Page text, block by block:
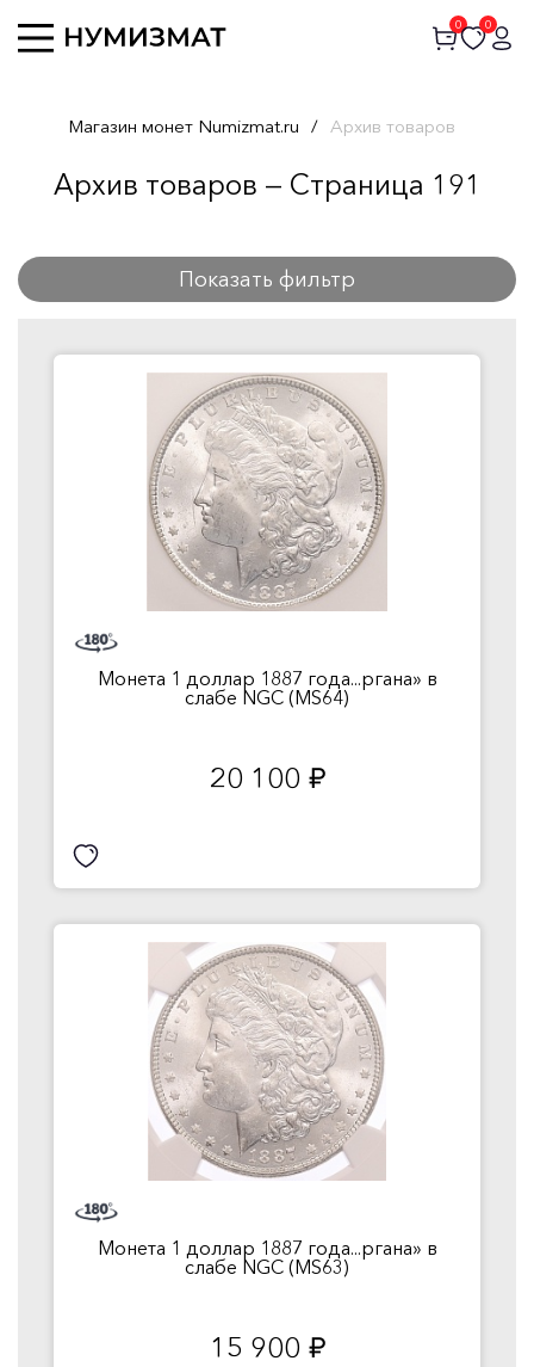
0 0
Магазин монет Numizmat.ru / Архив товаров
Архив товаров — Страница 191
Показать фильтр
Монета 1 доллар 1887 года...ргана» в
слабе NGC (MS64)
20 100 руб.
Монета 1 доллар 1887 года...ргана» в
слабе NGC (MS63)
15 900 руб.